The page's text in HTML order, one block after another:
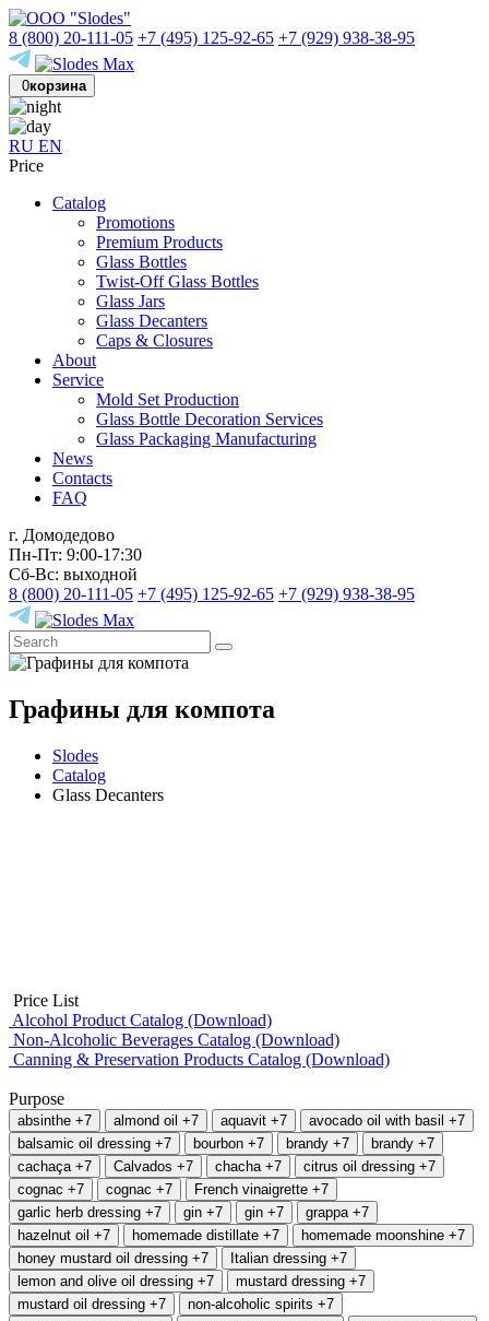
8 (800) 20-111-05 +7 (495) 125-92-65 +7 (929) 938-38-95
0корзина
RU EN
Price
Catalog
Promotions
Premium Products
Glass Bottles
Twist-Off Glass Bottles
Glass Jars
Glass Decanters
Caps & Closures
About
Service
Mold Set Production
Glass Bottle Decoration Services
Glass Packaging Manufacturing
News
Contacts
FAQ
г. Домодедово
Пн-Пт: 9:00-17:30
Сб-Вс: выходной
8 (800) 20-111-05 +7 (495) 125-92-65 +7 (929) 938-38-95
Графины для компота
Slodes
Catalog
Glass Decanters
Price List
Alcohol Product Catalog (Download)
Non-Alcoholic Beverages Catalog (Download)
Canning & Preservation Products Catalog (Download)
Purpose
absinthe +7 almond oil +7 aquavit +7 avocado oil with basil +7
balsamic oil dressing +7 bourbon +7 brandy +7 brandy +7
cachaça +7 Calvados +7 chacha +7 citrus oil dressing +7
cognac +7 cognac +7 French vinaigrette +7
garlic herb dressing +7 gin +7 gin +7 grappa +7
hazelnut oil +7 homemade distillate +7 homemade moonshine +7
honey mustard oil dressing +7 Italian dressing +7
lemon and olive oil dressing +7 mustard dressing +7
mustard oil dressing +7 non-alcoholic spirits +7